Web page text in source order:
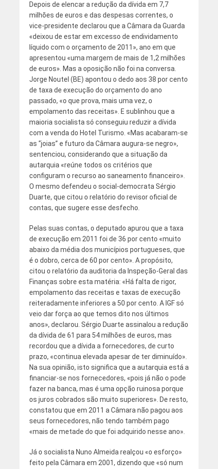
Depois de elencar a redução da dívida em 7,7
milhões de euros e das despesas correntes, o
vice-presidente declarou que a Câmara da Guarda
«deixou de estar em excesso de endividamento
líquido com o orçamento de 2011», ano em que
apresentou «uma margem de mais de 1,2 milhões
de euros». Mas a oposição não foi na conversa.
Jorge Noutel (BE) apontou o dedo aos 38 por cento
de taxa de execução do orçamento do ano
passado, «o que prova, mais uma vez, o
empolamento das receitas». E sublinhou que a
maioria socialista só conseguiu reduzir a dívida
com a venda do Hotel Turismo. «Mas acabaram-se
as “joias” e futuro da Câmara augura-se negro»,
sentenciou, considerando que a situação da
autarquia «reúne todos os critérios que
configuram o recurso ao saneamento financeiro».
O mesmo defendeu o social-democrata Sérgio
Duarte, que citou o relatório do revisor oficial de
contas, que sugere esse desfecho.
Pelas suas contas, o deputado apurou que a taxa
de execução em 2011 foi de 36 por cento «muito
abaixo da média dos municípios portugueses, que
é o dobro, cerca de 60 por cento». A propósito,
citou o relatório da auditoria da Inspeção-Geral das
Finanças sobre esta matéria: «Há falta de rigor,
empolamento das receitas e taxas de execução
reiteradamente inferiores a 50 por cento. A IGF só
veio dar força ao que temos dito nos últimos
anos», declarou. Sérgio Duarte assinalou a redução
da dívida de 61 para 54 milhões de euros, mas
recordou que a dívida a fornecedores, de curto
prazo, «continua elevada apesar de ter diminuído».
Na sua opinião, isto significa que a autarquia está a
financiar-se nos fornecedores, «pois já não o pode
fazer na banca, mas é uma opção ruinosa porque
os juros cobrados são muito superiores». De resto,
constatou que em 2011 a Câmara não pagou aos
seus fornecedores, não tendo também pago
«mais de metade do que foi adquirido nesse ano».
Já o socialista Nuno Almeida realçou «o esforço»
feito pela Câmara em 2001, dizendo que «só num